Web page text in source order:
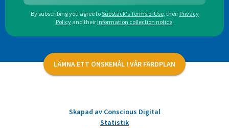
By subscribing you agree toSubstack's Terms of Use, their Privacy
Policy and their Information collection notice.
LÄMNA ETT ÖNSKEMÅL I VÅR FÄRDPLAN
Skapad av Conscious Digital
Statistik